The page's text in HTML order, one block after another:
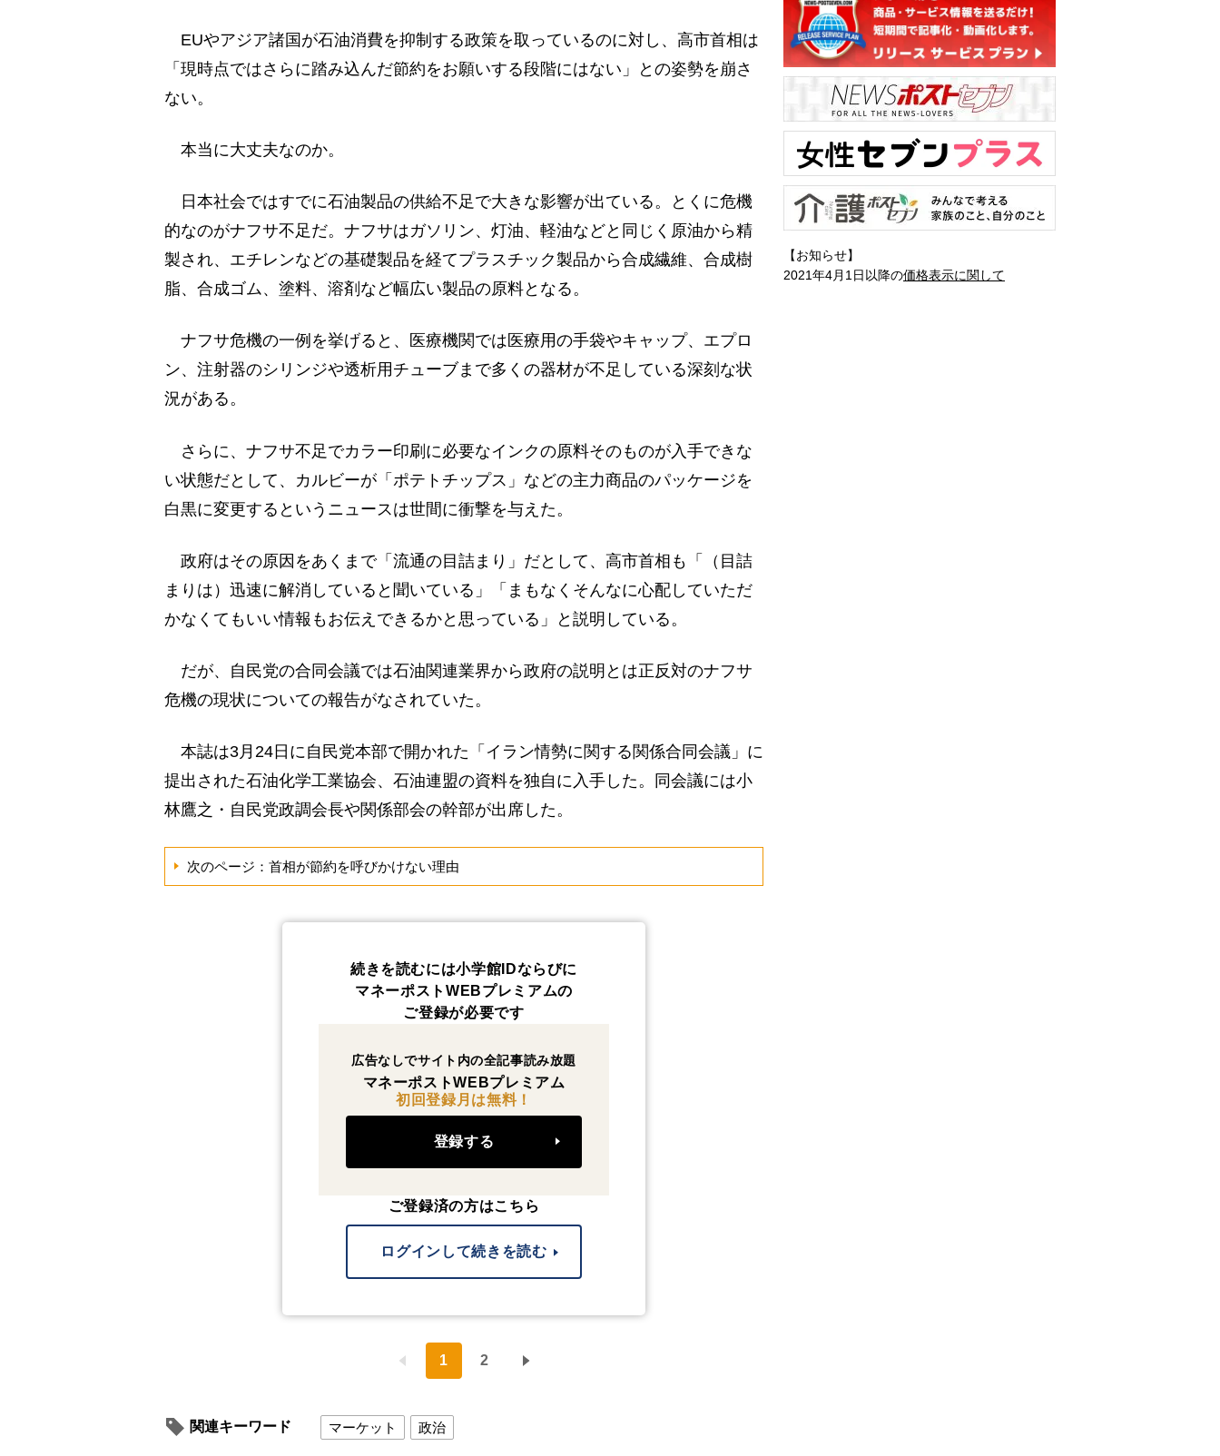
EUやアジア諸国が石油消費を抑制する政策を取っているのに対し、高市首相は
「現時点ではさらに踏み込んだ節約をお願いする段階にはない」との姿勢を崩さ
ない。
本当に大丈夫なのか。
日本社会ではすでに石油製品の供給不足で大きな影響が出ている。とくに危機
的なのがナフサ不足だ。ナフサはガソリン、灯油、軽油などと同じく原油から精
製され、エチレンなどの基礎製品を経てプラスチック製品から合成繊維、合成樹
脂、合成ゴム、塗料、溶剤など幅広い製品の原料となる。
ナフサ危機の一例を挙げると、医療機関では医療用の手袋やキャップ、エプロ
ン、注射器のシリンジや透析用チューブまで多くの器材が不足している深刻な状
況がある。
さらに、ナフサ不足でカラー印刷に必要なインクの原料そのものが入手できな
い状態だとして、カルビーが「ポテトチップス」などの主力商品のパッケージを
白黒に変更するというニュースは世間に衝撃を与えた。
政府はその原因をあくまで「流通の目詰まり」だとして、高市首相も「（目詰
まりは）迅速に解消していると聞いている」「まもなくそんなに心配していただ
かなくてもいい情報もお伝えできるかと思っている」と説明している。
だが、自民党の合同会議では石油関連業界から政府の説明とは正反対のナフサ
危機の現状についての報告がなされていた。
本誌は3月24日に自民党本部で開かれた「イラン情勢に関する関係合同会議」に
提出された石油化学工業協会、石油連盟の資料を独自に入手した。同会議には小
林鷹之・自民党政調会長や関係部会の幹部が出席した。
次のページ：首相が節約を呼びかけない理由
続きを読むには小学館IDならびに
マネーポストWEBプレミアムの
ご登録が必要です
広告なしでサイト内の全記事読み放題
マネーポストWEBプレミアム
初回登録月は無料！
登録する
ご登録済の方はこちら
ログインして続きを読む
1 2
関連キーワード マーケット 政治
【お知らせ】
2021年4月1日以降の価格表示に関して